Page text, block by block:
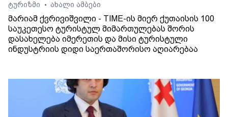
ტურიზმი
• ახალი ამბები
მარიამ ქვრივიშვილი - TIME-ის მიერ ქუთაისის 100
საუკეთესო ტურისტულ მიმართულებას შორის
დასახელება იმერეთის და მისი ტურისტული
ინდუსტრიის დიდი საერთაშორისო აღიარებაა